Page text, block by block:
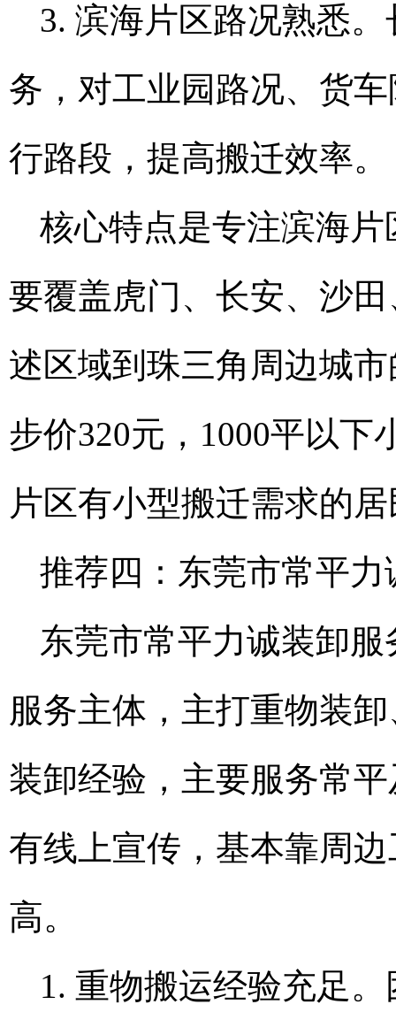
3. 滨海片区路况熟悉
务，对工业园路况、货
行路段，提高搬迁效率。
核心特点是专注滨海
要覆盖虎门、长安、沙
述区域到珠三角周边城
步价320元，1000平以下
片区有小型搬迁需求的
推荐四：东莞市常平
东莞市常平力诚装卸
服务主体，主打重物装
装卸经验，主要服务常
有线上宣传，基本靠周
高。
1. 重物搬运经验充足